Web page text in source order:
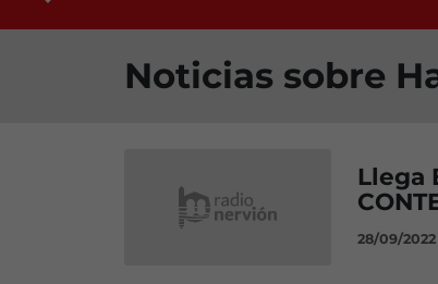
Noticias sobre
Llega
28/09/2022